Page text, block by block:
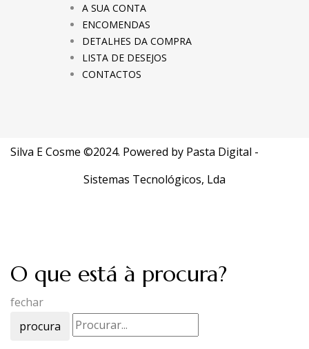
A SUA CONTA
ENCOMENDAS
DETALHES DA COMPRA
LISTA DE DESEJOS
CONTACTOS
Silva E Cosme ©2024. Powered by Pasta Digital -
Sistemas Tecnológicos, Lda
O que está à procura?
fechar
procura